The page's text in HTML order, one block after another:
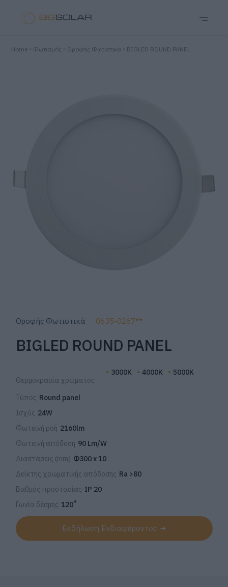
Home Φωτισμός Οροφής Φωτιστικά BIGLED ROUND PANEL
0635-0267**
Οροφής Φωτιστικά
BIGLED ROUND PANEL
Θερμοκρασία χρώματος
3000K 4000K 5000K
Τύπος Round panel
Ισχύς 24W
Φωτεινή ροή 2160lm
Φωτεινή απόδοση 90 Lm/W
Διαστάσεις (mm) Φ300 x 10
Δείκτης χρωματικής απόδοσης Ra >80
Βαθμός προστασίας IP 20
Γωνία δέσμης 120˚
Εκδήλωση Ενδιαφέροντος